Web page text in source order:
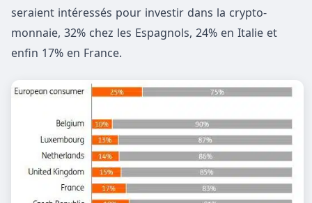
seraient intéressés pour investir dans la crypto-
monnaie, 32% chez les Espagnols, 24% en Italie et
enfin 17% en France.